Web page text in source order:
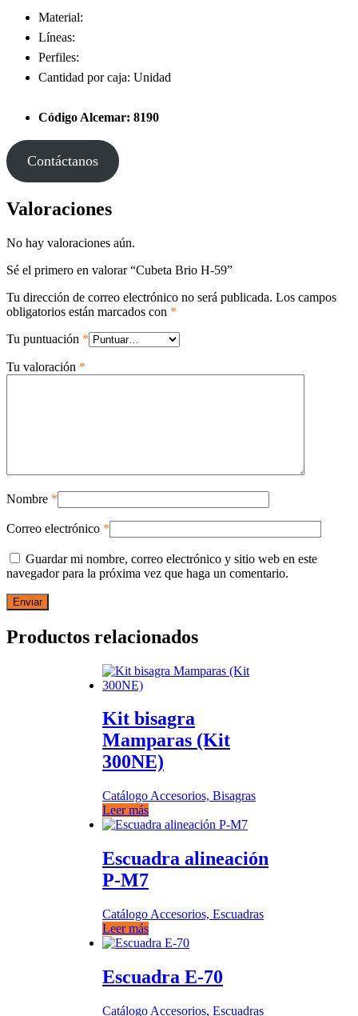
Material:
Líneas:
Perfiles:
Cantidad por caja: Unidad
Código Alcemar: 8190
Contáctanos
Valoraciones
No hay valoraciones aún.
Sé el primero en valorar “Cubeta Brio H-59”
Tu dirección de correo electrónico no será publicada. Los campos
obligatorios están marcados con *
Tu puntuación *
Tu valoración *
Nombre *
Correo electrónico *
Guardar mi nombre, correo electrónico y sitio web en este
navegador para la próxima vez que haga un comentario.
Productos relacionados
Kit bisagra
Mamparas (Kit
300NE)
Catálogo Accesorios, Bisagras
Leer más
Escuadra alineación
P-M7
Catálogo Accesorios, Escuadras
Leer más
Escuadra E-70
Catálogo Accesorios, Escuadras